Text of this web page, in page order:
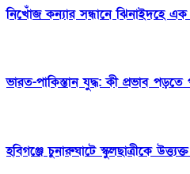
নিখোঁজ কন্যার সন্ধানে ঝিনাইদহে এক
ভারত-পাকিস্তান যুদ্ধ: কী প্রভাব পড়তে
হবিগঞ্জে চুনারুঘাটে স্কুলছাত্রীকে